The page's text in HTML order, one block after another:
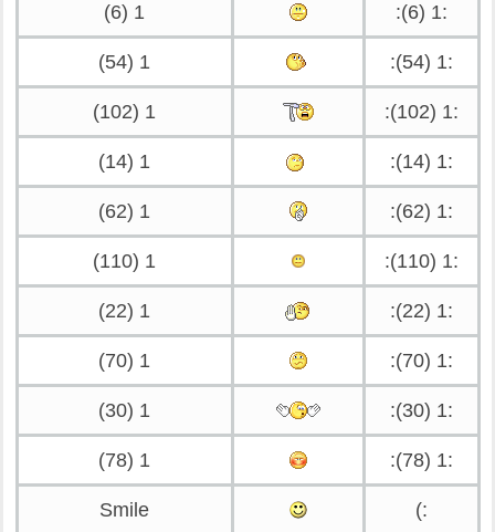
:1 (6):
1 (6)
:1 (54):
1 (54)
:1 (102):
1 (102)
:1 (14):
1 (14)
:1 (62):
1 (62)
:1 (110):
1 (110)
:1 (22):
1 (22)
:1 (70):
1 (70)
:1 (30):
1 (30)
:1 (78):
1 (78)
:)
Smile